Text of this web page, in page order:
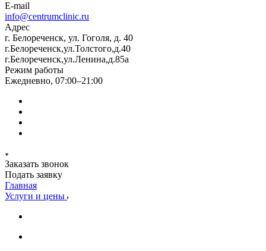
E-mail
info@centrumclinic.ru
Адрес
г. Белореченск, ул. Гоголя, д. 40
г.Белореченск,ул.Толстого,д.40
г.Белореченск,ул.Ленина,д.85а
Режим работы
Ежедневно, 07:00–21:00
Заказать звонок
Подать заявку
Главная
Услуги и цены